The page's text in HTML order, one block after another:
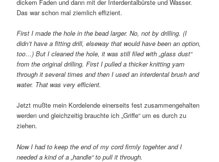
dickem Faden und dann mit der Interdentalbürste und Wasser.
Das war schon mal ziemlich effizient.
First I made the hole in the bead larger. No, not by drilling. (I
didn’t have a fitting drill, elseway that would have been an option,
too…) But I cleaned the hole, it was still filed with „glass dust“
from the original drilling. First I pulled a thicker knitting yarn
through it several times and then I used an interdental brush and
water. That was very efficient.
Jetzt mußte mein Kordelende einerseits fest zusammengehalten
werden und gleichzeitig brauchte ich „Griffe“ um es durch zu
ziehen.
Now I had to keep the end of my cord firmly togehter and I
needed a kind of a „handle“ to pull it through.